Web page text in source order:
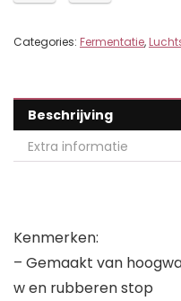
Categories: Fermentatie,
Beschrijving
Extra informatie
Kenmerken:
– Gemaakt van
w en rubberen stop